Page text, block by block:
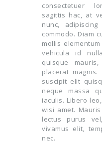
consectetuer
sagittis hac, at
nunc,
commodo. Diam
mollis
vehicula id
quisque
placerat
suscipit elit
neque massa
iaculis. Libero
wisi amet.
lectus purus
vivamus elit,
nec.